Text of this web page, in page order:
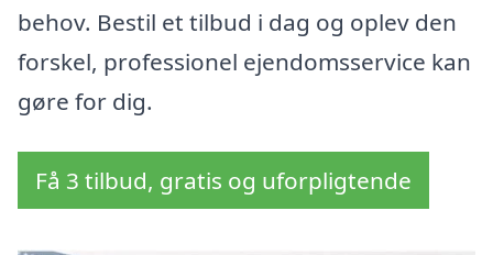
behov. Bestil et tilbud i dag og oplev den
forskel, professionel ejendomsservice kan
gøre for dig.
Få 3 tilbud, gratis og uforpligtende